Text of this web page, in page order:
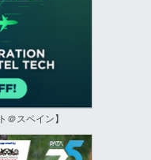
＠スペイン】